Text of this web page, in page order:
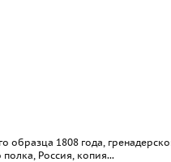
образца 1808 года,
полка, Россия, копия...